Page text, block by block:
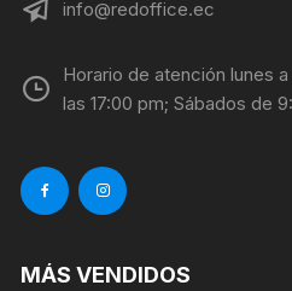
info@redoffice.ec
Horario de atención lunes
las 17:00 pm; Sábados de
MÁS VENDIDOS